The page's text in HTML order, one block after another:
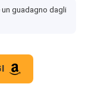
un guadagno dagli